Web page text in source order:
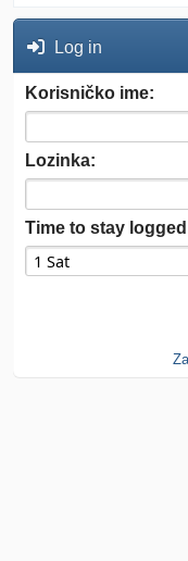
Log in
Korisničko ime:
Lozinka:
Time to stay